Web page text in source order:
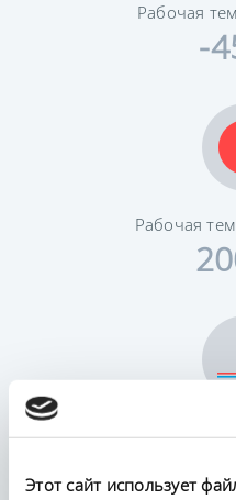
Этот сайт использует
Рабочая
-
Рабочая
Постоянство